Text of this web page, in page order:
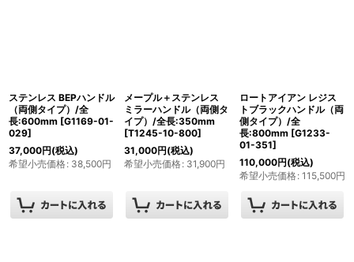
ステンレス BEPハンドル
（両側タイプ）/全
長:600mm [G1169-01-
029]
37,000円(税込)
希望小売価格: 38,500円
メープル＋ステンレス
ミラーハンドル（両側タ
イプ）/全長:350mm
[T1245-10-800]
31,000円(税込)
希望小売価格: 31,900円
ロートアイアン レジス
トブラックハンドル（両
側タイプ）/全
長:800mm [G1233-
01-351]
110,000円(税込)
希望小売価格: 115,500円